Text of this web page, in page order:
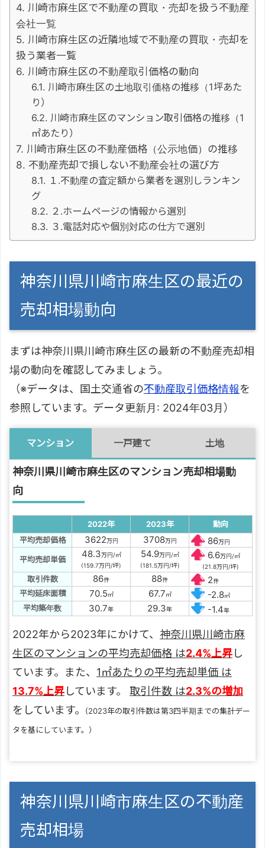
川崎市麻生区で不動産の買取・売却を扱う不動産
会社一覧
川崎市麻生区の近隣地域で不動産の買取・売却を
扱う業者一覧
川崎市麻生区の不動産取引価格の動向
川崎市麻生区の土地取引価格の推移（1坪あた
り）
川崎市麻生区のマンション取引価格の推移（1
㎡あたり）
川崎市麻生区の不動産価格（公示地価）の推移
不動産売却で損しない不動産会社の選び方
１.不動産の査定額から業者を選別しランキン
グ
２.ホームページの情報から選別
３.電話対応や個別対応の仕方で選別
神奈川県川崎市麻生区の最近の
売却相場動向
まずは神奈川県川崎市麻生区の最新の不動産売却相
場の動向を確認してみましょう。
（※データは、国土交通省の不動産取引価格情報を
参照しています。データ更新月: 2024年03月）
マンション 一戸建て 土地
神奈川県川崎市麻生区のマンション売却相場動
向
2022年 2023年
動向
平均売却価格
3622万円 3708万円 86万円
平均売却単価 48.3万円/㎡
(159.7万円/坪)
54.9万円/㎡
(181.5万円/坪)
6.6万円/㎡
(21.8万円/坪)
取引件数 86件 88件 2件
平均延床面積 70.5㎡ 67.7㎡ -2.8㎡
平均築年数 30.7年 29.3年 -1.4年
2022年から2023年にかけて、 神奈川県川崎市麻
生区のマンションの平均売却価格 は2.4%上昇し
ています。また、 1㎡あたりの平均売却単価 は
13.7%上昇しています。 取引件数 は2.3%の増加
をしています。
(2023年の取引件数は第3四半期までの集計デー
タを基にしています。）
神奈川県川崎市麻生区の不動産
売却相場